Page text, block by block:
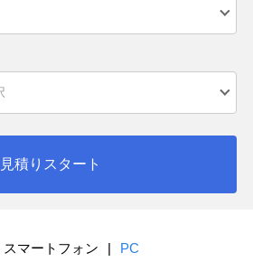
見積りスタート
スマートフォン | PC